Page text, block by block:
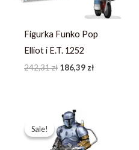
Figurka Funko Pop
Elliot i E.T. 1252
242,31zł 186,39 zł
Sale!
Sale!
Pierwotna
cena
wynosiła:
251,99 zł.
wynosi:
179,99 zł.